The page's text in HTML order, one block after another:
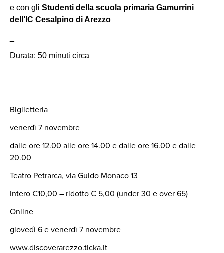
e con gli Studenti della scuola primaria Gamurrini
dell’IC Cesalpino di Arezzo
Durata: 50 minuti circa
Biglietteria
venerdì 7 novembre
dalle ore 12.00 alle ore 14.00 e dalle ore 16.00 e dalle
20.00
Teatro Petrarca, via Guido Monaco 13
Intero €10,00 – ridotto € 5,00 (under 30 e over 65)
Online
giovedì 6 e venerdì 7 novembre
www.discoverarezzo.ticka.it